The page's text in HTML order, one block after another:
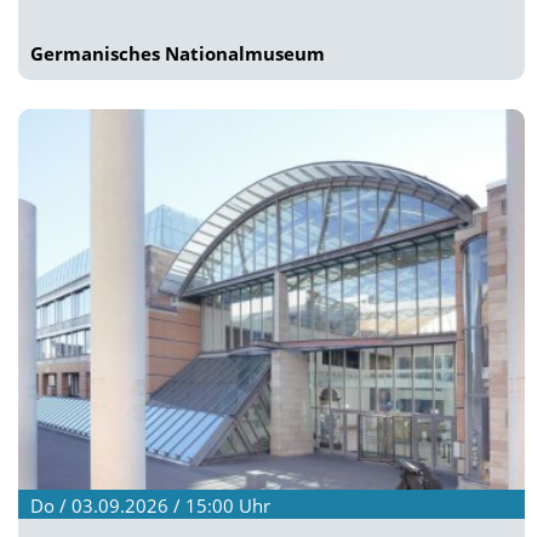
Germanisches Nationalmuseum
Do / 03.09.2026 / 15:00 Uhr